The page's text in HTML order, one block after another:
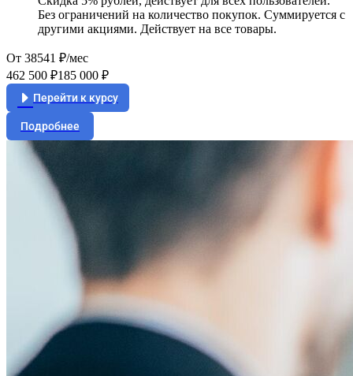
Без ограничений на количество покупок. Суммируется с
другими акциями. Действует на все товары.
От 38541 ₽/мес
462 500 ₽185 000 ₽
Перейти к курсу
Подробнее